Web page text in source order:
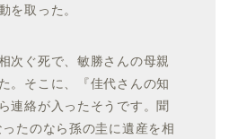
を取った。
次ぐ死で、敏勝さんの母親
。そこに、『佳代さんの知
連絡が入ったそうです。聞
たのなら孫の圭に遺産を相